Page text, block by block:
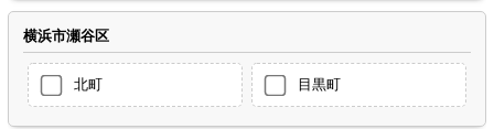
横浜市瀬谷区
北町 目黒町